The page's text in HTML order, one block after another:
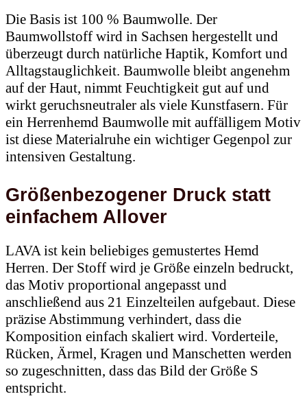
Die Basis ist 100 % Baumwolle. Der
Baumwollstoff wird in Sachsen hergestellt und
überzeugt durch natürliche Haptik, Komfort und
Alltagstauglichkeit. Baumwolle bleibt angenehm
auf der Haut, nimmt Feuchtigkeit gut auf und
wirkt geruchsneutraler als viele Kunstfasern. Für
ein Herrenhemd Baumwolle mit auffälligem Motiv
ist diese Materialruhe ein wichtiger Gegenpol zur
intensiven Gestaltung.
Größenbezogener Druck statt
einfachem Allover
LAVA ist kein beliebiges gemustertes Hemd
Herren. Der Stoff wird je Größe einzeln bedruckt,
das Motiv proportional angepasst und
anschließend aus 21 Einzelteilen aufgebaut. Diese
präzise Abstimmung verhindert, dass die
Komposition einfach skaliert wird. Vorderteile,
Rücken, Ärmel, Kragen und Manschetten werden
so zugeschnitten, dass das Bild der Größe S
entspricht.